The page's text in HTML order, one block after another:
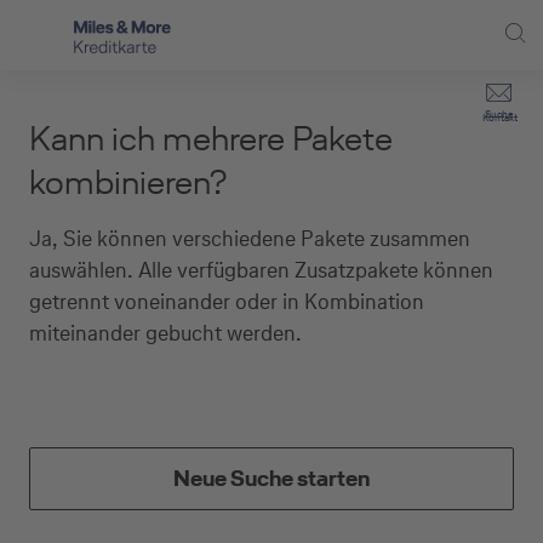
Direkt zur Suche (Enter drücken)
Kontakt
Suche
Selbstständige
Service
Schritt für Schritt zur neuen Karte
Kreditkarte empfehlen
Kann ich mehrere Pakete
kombinieren?
Ja, Sie können verschiedene Pakete zusammen
auswählen. Alle verfügbaren Zusatzpakete können
getrennt voneinander oder in Kombination
miteinander gebucht werden.
Neue Suche starten